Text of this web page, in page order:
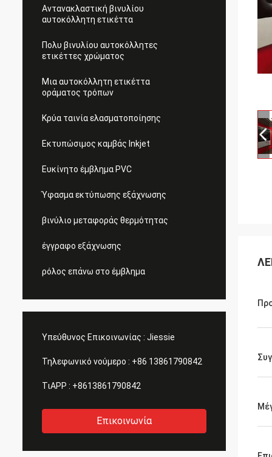
Αντανακλαστική βινυλίου
αυτοκόλλητη ετικέττα
Πολυ βινυλίου αυτοκόλλητες
ετικέττες χρώματος
Μια αυτοκόλλητη ετικέττα
οράματος τρόπων
Κρύα ταινία ελασματοποίησης
Εκτυπώσιμος καμβάς Inkjet
Ευκίνητο έμβλημα PVC
Ύφασμα εκτύπωσης εξάχνωσης
βινύλιο μεταφοράς θερμότητας
έγγραφο εξάχνωσης
ρόλος επάνω στο έμβλημα
Υπεύθυνος Επικοινωνίας : Jiessie
Τηλεφωνικό νούμερο : +86 13861790842
ΤιAPP : +8613861790842
Επικοινωνία